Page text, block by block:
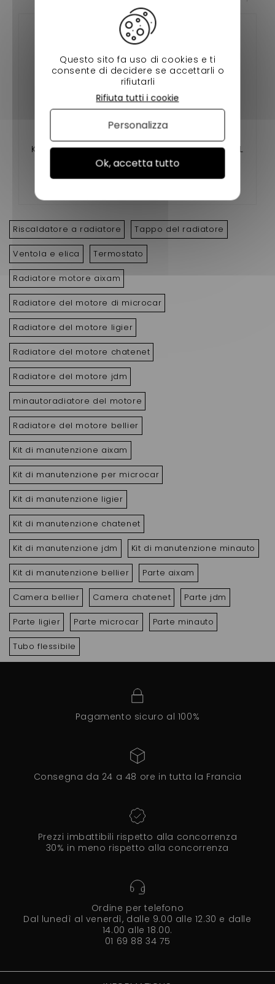
KIT DI MANUTENZIONE KUBOTA AIXAM (PRIMA DEL
2004)
Riscaldatore a radiatore Tappo del radiatore
Ventola e elica Termostato
Radiatore motore aixam
Radiatore del motore di microcar
Radiatore del motore ligier
Radiatore del motore chatenet
Radiatore del motore jdm
minautoradiatore del motore
Radiatore del motore bellier
Kit di manutenzione aixam
Kit di manutenzione per microcar
Kit di manutenzione ligier
Kit di manutenzione chatenet
Kit di manutenzione jdm Kit di manutenzione minauto
Kit di manutenzione bellier Parte aixam
Camera bellier Camera chatenet Parte jdm
Parte ligier Parte microcar Parte minauto
Tubo flessibile
Pagamento sicuro al 100%
Consegna da 24 a 48 ore in tutta la Francia
Prezzi imbattibili rispetto alla concorrenza
30% in meno rispetto alla concorrenza
Ordine per telefono
Dal lunedì al venerdì, dalle 9.00 alle 12.30 e dalle
14.00 alle 18.00.
01 69 88 34 75
Questo sito fa uso di cookies e ti
consente di decidere se accettarli o
rifiutarli
Ok, accetta tutto
Rifiuta tutti i cookie
Personalizza